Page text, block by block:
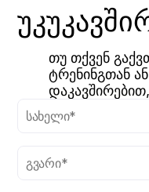
თუ თქვენ
ტრენინგთან